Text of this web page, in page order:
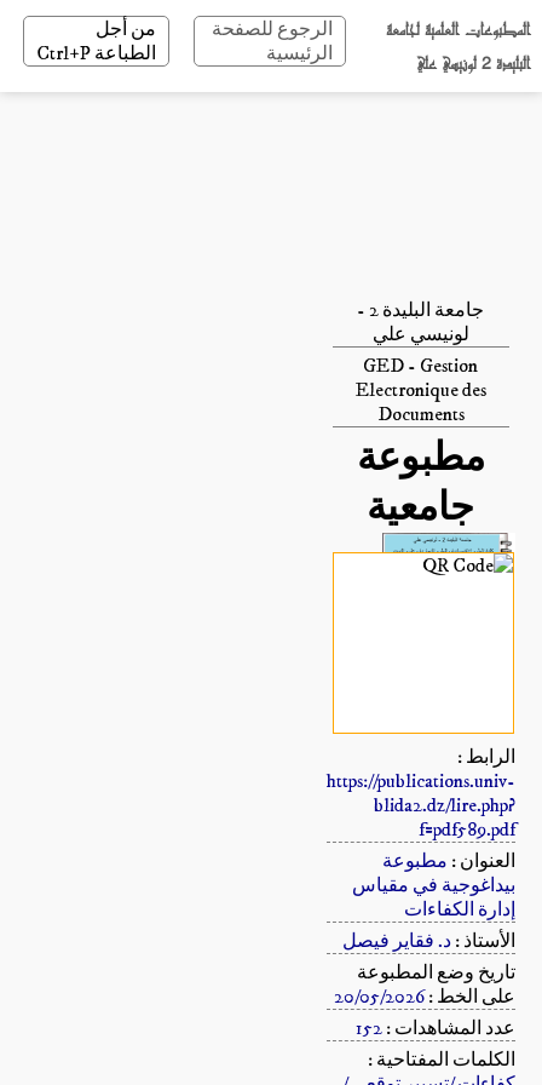
المطبوعات العلمية لجامعة
البليدة 2 لونيسي علي
الرجوع للصفحة
الرئيسية
من أجل
الطباعة Ctrl+P
جامعة البليدة 2 -
لونيسي علي
GED - Gestion
Electronique des
Documents
مطبوعة
جامعية
الرابط :
https://publications.univ-
blida2.dz/lire.php?
f=pdf589.pdf
العنوان : مطبوعة
بيداغوجية في مقياس
إدارة الكفاءات
الأستاذ :د. فقاير فيصل
تاريخ وضع المطبوعة
على الخط :20/05/2026
عدد المشاهدات :152
الكلمات المفتاحية :